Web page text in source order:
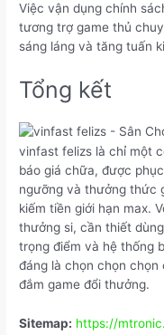
Việc vận dụng chính
tương trợ game thủ
sáng láng và tăng tuấn
Tổng kết
vinfast felizs là chỉ một
báo giá chữa, được
ngưỡng và thưởng thức
kiếm tiền giới hạn max.
thưởng si, cần thiết
trọng điểm và hệ thống
đáng là chọn chọn
đắm game đổi thưởng.
Sitemap: https://